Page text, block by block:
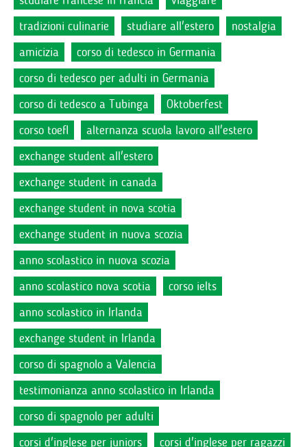
tradizioni culinarie
studiare all'estero
nostalgia
amicizia
corso di tedesco in Germania
corso di tedesco per adulti in Germania
corso di tedesco a Tubinga
Oktoberfest
corso toefl
alternanza scuola lavoro all'estero
exchange student all'estero
exchange student in canada
exchange student in nova scotia
exchange student in nuova scozia
anno scolastico in nuova scozia
anno scolastico nova scotia
corso ielts
anno scolastico in Irlanda
exchange student in Irlanda
corso di spagnolo a Valencia
testimonianza anno scolastico in Irlanda
corso di spagnolo per adulti
corsi d'inglese per juniors
corsi d'inglese per ragazzi